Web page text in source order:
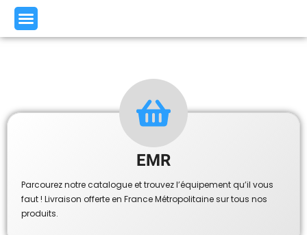
EMR
Parcourez notre catalogue et trouvez l’équipement qu’il vous
faut ! Livraison offerte en France Métropolitaine sur tous nos
produits.